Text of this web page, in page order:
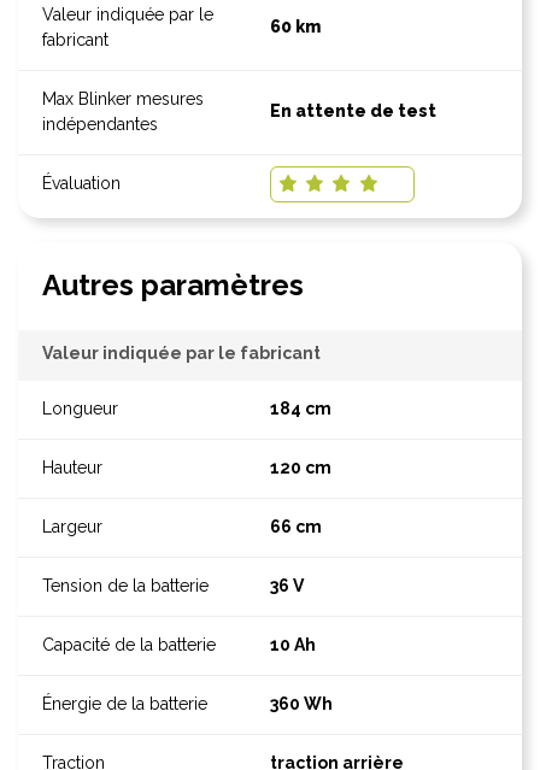
60 km
En attente de test
Autres paramètres
Valeur indiquée par le fabricant
184 cm
120 cm
66 cm
36 V
10 Ah
360 Wh
traction arrière